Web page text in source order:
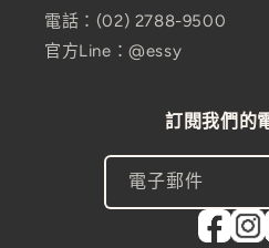
電話：(02) 2788-9500
官方Line：@essy
訂閱我們的
電子郵件